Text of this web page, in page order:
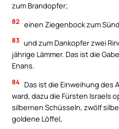
zum Brandopfer;
82 einen Ziegenbock zum
83 und zum Dankopfer zwei
jährige Lämmer. Das ist die
Enans.
84 Das ist die Einweihung des
ward, dazu die Fürsten Israels
silbernen Schüsseln, zwölf
goldene Löffel,